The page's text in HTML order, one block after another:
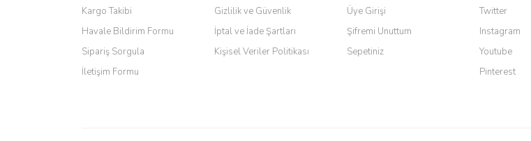
Ürün bilgilerinde hatalar bulunuyor.
Ürün fiyatı diğer sitelerden daha pahalı.
Bu ürüne benzer farklı alternatifler olmalı.
Kargo Takibi
Havale Bildirim Formu
Sipariş Sorgula
İletişim Formu
Gizlilik ve Güvenlik
İptal ve İade Şartları
Kişisel Veriler Politikası
Üye Girişi
Şifremi Unuttum
Sepetiniz
Twitter
Instagram
Youtube
Pinterest